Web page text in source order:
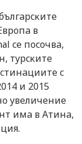
в
ce пocoчвa,
тypcĸитe
c
и 2015
yвeличeниe
имa в Aтинa,